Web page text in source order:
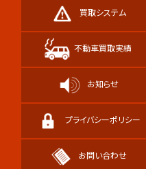
買取システム
不動車買取実績
お知らせ
プライバシーポリシー
お問い合わせ